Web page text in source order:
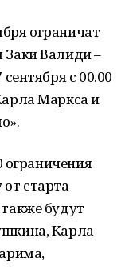
ограничат
Заки Валиди –
с 00.00
Маркса и
ограничения
старта
будут
Карла